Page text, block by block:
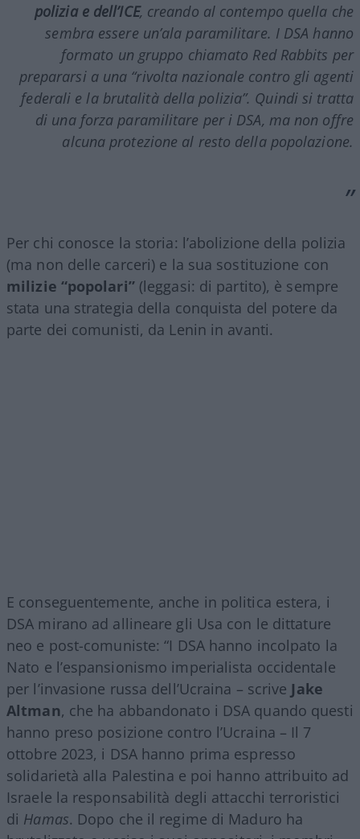
polizia e dell’ICE, creando al contempo quella che
sembra essere un’ala paramilitare. I DSA hanno
formato un gruppo chiamato Red Rabbits per
prepararsi a una “rivolta nazionale contro gli agenti
federali e la brutalità della polizia”. Quindi si tratta
di una forza paramilitare per i DSA, ma non offre
alcuna protezione al resto della popolazione.
Per chi conosce la storia: l’abolizione della polizia
(ma non delle carceri) e la sua sostituzione con
milizie “popolari”(leggasi: di partito), è sempre
stata una strategia della conquista del potere da
parte dei comunisti, da Lenin in avanti.
E conseguentemente, anche in politica estera, i
DSA mirano ad allineare gli Usa con le dittature
neo e post-comuniste: “I DSA hanno incolpato la
Nato e l’espansionismo imperialista occidentale
per l’invasione russa dell’Ucraina – scrive Jake
Altman, che ha abbandonato i DSA quando questi
hanno preso posizione contro l’Ucraina – Il 7
ottobre 2023, i DSA hanno prima espresso
solidarietà alla Palestina e poi hanno attribuito ad
Israele la responsabilità degli attacchi terroristici
di Hamas. Dopo che il regime di Maduro ha